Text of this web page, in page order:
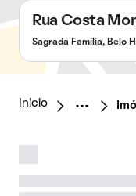
Rua Costa
Sagrada Família, Belo
Início